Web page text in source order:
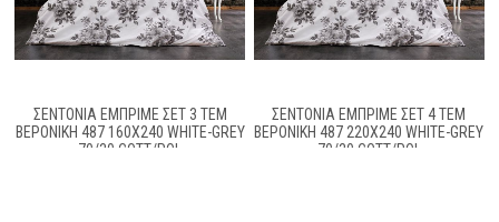
ΣΕΝΤΌΝΙΑ ΕΜΠΡΙΜΈ ΣΕΤ 3 ΤΕΜ
ΒΕΡΟΝΊΚΗ 487 160X240 WHITE-GREY
70/30 COTT/POL
ΣΕΝΤΌΝΙΑ ΕΜΠΡΙΜΈ ΣΕΤ 4 ΤΕΜ
ΒΕΡΟΝΊΚΗ 487 220X240 WHITE-GREY
70/30 COTT/POL